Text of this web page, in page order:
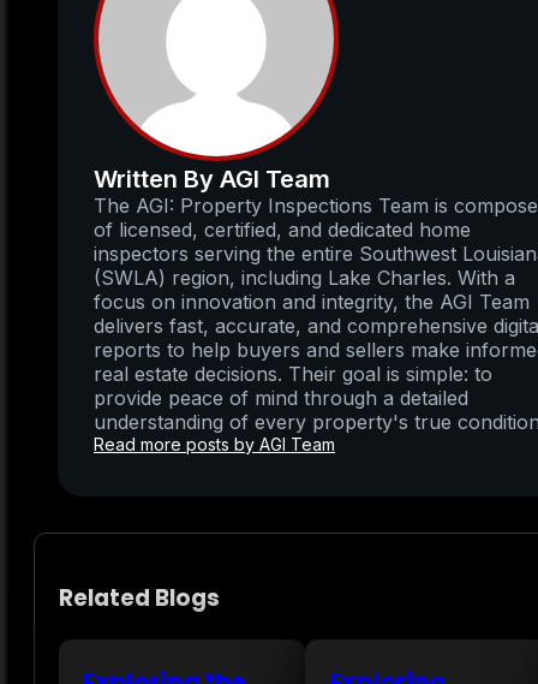
Written By AGI Team
The AGI: Property Inspections Team is
of licensed, certified, and dedicated home
inspectors serving the entire Southwest
(SWLA) region, including Lake Charles. With a
focus on innovation and integrity, the AGI Team
delivers fast, accurate, and comprehensive
reports to help buyers and sellers make
real estate decisions. Their goal is simple: to
provide peace of mind through a detailed
understanding of every property's true
Read more posts by AGI Team
Related Blogs